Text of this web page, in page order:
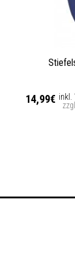
14,99€ inkl.